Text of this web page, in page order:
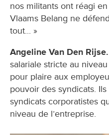
nos militants ont réagi
Vlaams Belang ne
tout... »
Angeline Van Den Rijse.
salariale stricte au
pour plaire aux
pouvoir des syndicats.
syndicats corporatistes
niveau de l’entreprise.